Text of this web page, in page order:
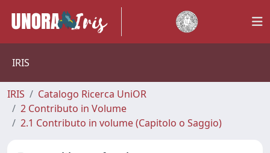
IRIS
IRIS
Catalogo Ricerca UniOR
2 Contributo in Volume
2.1 Contributo in volume (Capitolo o Saggio)